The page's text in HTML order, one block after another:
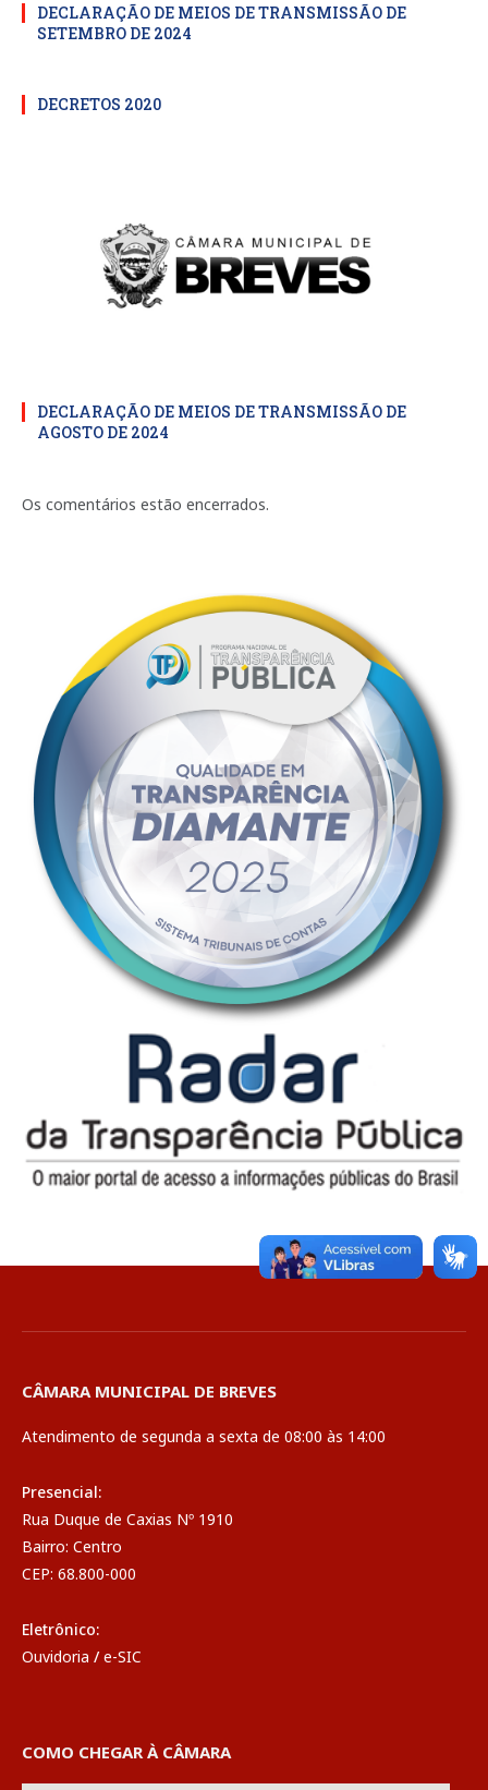
DECLARAÇÃO DE MEIOS DE TRANSMISSÃO DE
SETEMBRO DE 2024
DECRETOS 2020
DECLARAÇÃO DE MEIOS DE TRANSMISSÃO DE
AGOSTO DE 2024
Os comentários estão encerrados.
CÂMARA MUNICIPAL DE BREVES
Atendimento de segunda a sexta de 08:00 às 14:00
Presencial:
Rua Duque de Caxias Nº 1910
Bairro: Centro
CEP: 68.800-000
Eletrônico:
Ouvidoria / e-SIC
COMO CHEGAR À CÂMARA